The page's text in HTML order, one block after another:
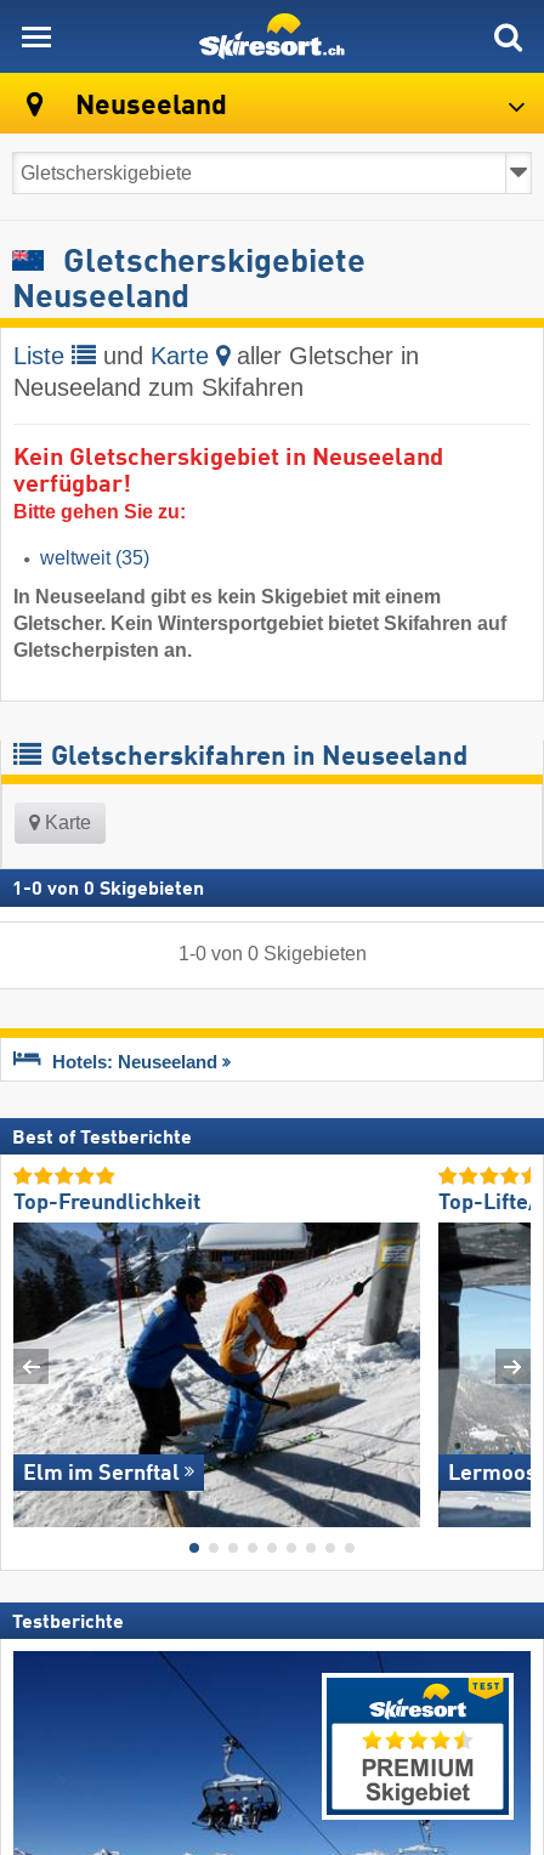
Neuseeland
Gletscherskigebiete
Neuseeland
Liste und Karte
aller Gletscher in
Neuseeland zum Skifahren
Kein Gletscherskigebiet in Neuseeland
verfügbar!
Bitte gehen Sie zu:
weltweit(35)
In Neuseeland gibt es kein Skigebiet mit einem
Gletscher. Kein Wintersportgebiet bietet Skifahren auf
Gletscherpisten an.
Gletscherskifahren in Neuseeland
Karte
1 -0 von 0 Skigebieten
1-0von 0 Skigebieten
Hotels: Neuseeland
Best of Testberichte
Top-Freundlichkeit
Elm im Sernftal
Top-Lifte/
Lermoos
Testberichte